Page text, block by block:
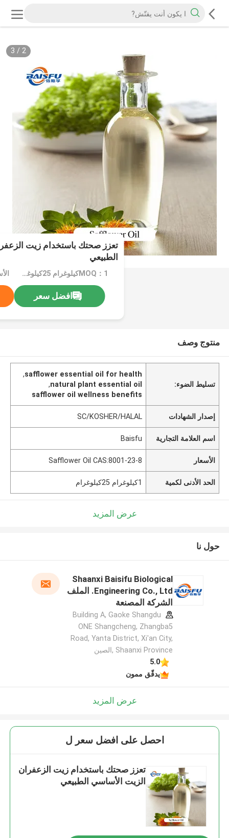
2
/
3
تعزز صحتك باستخدام زيت
الطبيعي
MOQ：1كيلوغرام 25كيلوغرام
افضل سعر
منتوج وصف
تسليط الضوء:
safflower essential oil for health
,
natural plant essential oil
,
safflower oil wellness benefits
إصدار الشهادات SC/KOSHER/HALAL
اسم العلامة التجارية Baisfu
الأسعار Safflower Oil CAS:8001-23-8
الحد الأدنى لكمية 1كيلوغرام 25كيلوغرام
عرض المزيد
حول نا
Shaanxi Baisifu Biological
Engineering Co., Ltd. الملف
الشركة المصنعة
Building A, Gaoke Shangdu
ONE Shangcheng, Zhangba5
Road, Yanta District, Xi'an City,
Shaanxi Province ,الصين
5.0
يدقّق ممون
عرض المزيد
احصل على افضل سعر ل
تعزز صحتك باستخدام زيت الزعفران
الزيت الأساسي الطبيعي